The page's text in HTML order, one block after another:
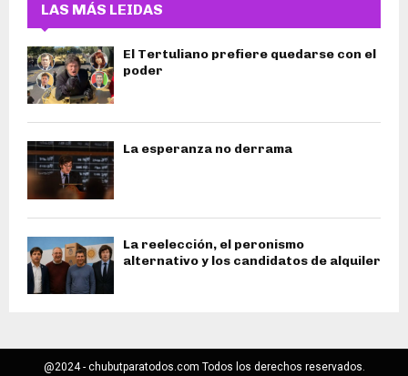
LAS MÁS LEIDAS
El Tertuliano prefiere quedarse con el
poder
La esperanza no derrama
La reelección, el peronismo
alternativo y los candidatos de alquiler
@2024 - chubutparatodos.com Todos los derechos reservados.